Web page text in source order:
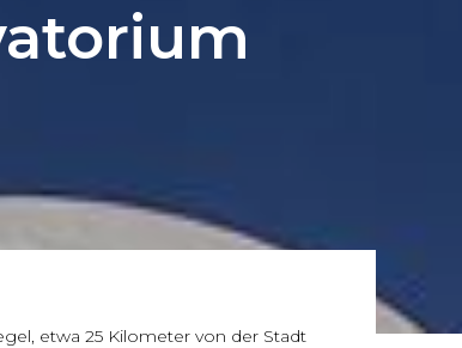
etwa 25 Kilometer von der Stadt